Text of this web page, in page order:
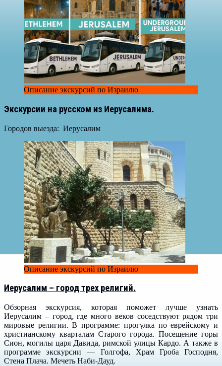
Описание экскурсий по Израилю
Экскурсии на русском из Иерусалима.
Городов выезда: Иерусалим
Описание экскурсий по Израилю
Иерусалим – город трех религий.
Обзорная экскурсия, которая поможет лучше узнать
Иерусалим – город, где много веков соседствуют рядом три
мировые религии. В программе: прогулка по еврейскому и
христианскому кварталам Старого города. Посещение горы
Сион, могилы царя Давида, римской улицы Кардо. А также в
программе экскурсии — Голгофа, Храм Гроба Господня,
Стена Плача. Мечеть Наби-Дауд.